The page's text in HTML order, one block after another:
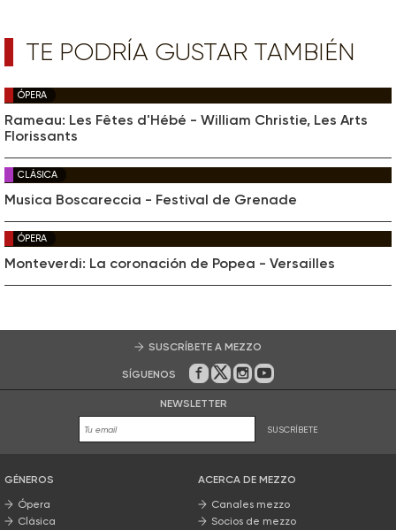
TE PODRÍA GUSTAR TAMBIÉN
ÓPERA
Rameau: Les Fêtes d'Hébé - William Christie, Les Arts
Florissants
CLÁSICA
Musica Boscareccia - Festival de Grenade
ÓPERA
Monteverdi: La coronación de Popea - Versailles
SUSCRÍBETE A MEZZO
SÍGUENOS En Facebook
En Twitter
En Instagram
En Youtube
NEWSLETTER
SUSCRÍBETE
GÉNEROS
Ópera
Clásica
ACERCA DE MEZZO
Canales mezzo
Socios de mezzo